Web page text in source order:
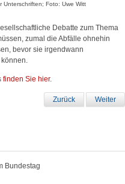
Unterschriften; Foto: Uwe Witt
Debatte zum Thema
zumal die Abfälle ohnehin
bevor sie irgendwann
finden Sie hier.
Zurück Weiter
Bundestag